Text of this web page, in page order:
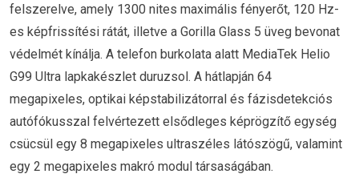
felszerelve, amely 1300 nites maximális fényerőt, 120 Hz-
es képfrissítési rátát, illetve a Gorilla Glass 5 üveg bevonat
védelmét kínálja. A telefon burkolata alatt MediaTek Helio
G99 Ultra lapkakészlet duruzsol. A hátlapján 64
megapixeles, optikai képstabilizátorral és fázisdetekciós
autófókusszal felvértezett elsődleges képrögzítő egység
csücsül egy 8 megapixeles ultraszéles látószögű, valamint
egy 2 megapixeles makró modul társaságában.